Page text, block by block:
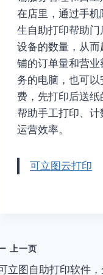
在店里，通过手
生自助打印帮助
设备的数量，从
铺的订单量和营
务的电脑，也可
费，先打印后送
帮助手工打印、
运营效率。
可立图云打印
上一页
立图自助打印软件